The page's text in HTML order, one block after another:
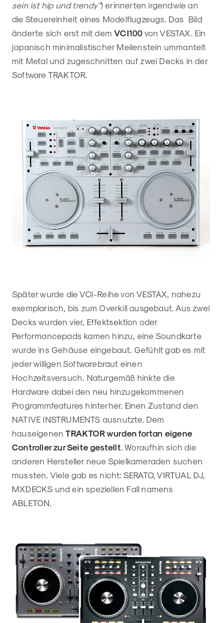
sein ist hip und trendy") erinnerten irgendwie an
die Steuereinheit eines Modelflugzeugs. Das Bild
änderte sich erst mit demVCI100 von VESTAX. Ein
japanisch minimalistischer Meilenstein ummantelt
mit Metal und zugeschnitten auf zwei Decks in der
Software TRAKTOR.
Später wurde die VCI-Reihe von VESTAX, nahezu
exemplarisch, bis zum Overkill ausgebaut. Aus zwei
Decks wurden vier, Effektsektion oder
Performancepads kamen hinzu, eine Soundkarte
wurde ins Gehäuse eingebaut. Gefühlt gab es mit
jeder willigen Softwarebraut einen
Hochzeitsversuch. Naturgemäß hinkte die
Hardware dabei den neu hinzugekommenen
Programmfeatures hinterher. Einen Zustand den
NATIVE INSTRUMENTS ausnutzte. Dem
hauseigenenTRAKTOR wurden fortan eigene
Controller zur Seite gestellt . Woraufhin sich die
anderen Hersteller neue Spielkameraden suchen
mussten. Viele gab es nicht: SERATO, VIRTUAL DJ,
MXDECKS und ein speziellen Fall namens
ABLETON.